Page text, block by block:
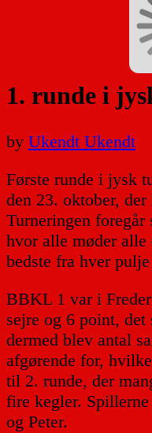
1. runde i
by Ukendt Ukendt
Første runde i jysk
den 23. oktober,
Turneringen
hvor alle møder alle
bedste fra hver
BBKL 1 var i
sejre og 6 point,
dermed blev antal
afgørende for,
til 2. runde, der
fire kegler.
og Peter.